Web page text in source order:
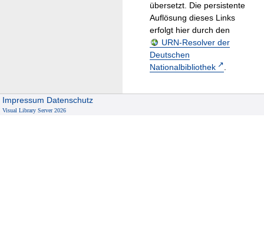
übersetzt. Die persistente
Auflösung dieses Links
erfolgt hier durch den
URN-Resolver der
Deutschen
Nationalbibliothek
.
Impressum Datenschutz
Visual Library Server 2026